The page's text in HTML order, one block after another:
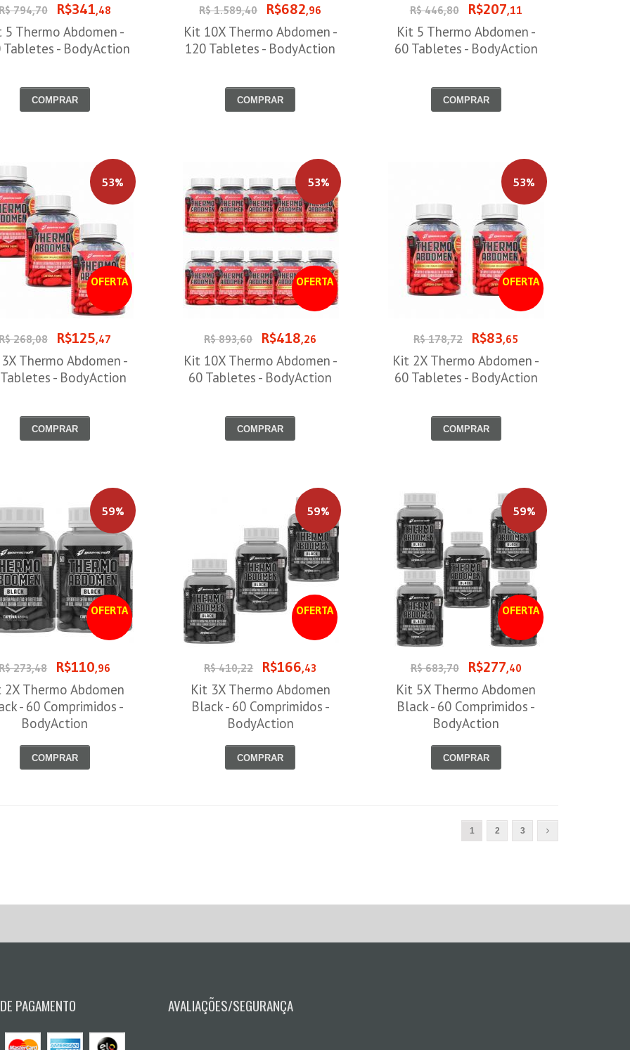
794,70 R$341,48
5 Thermo Abdomen -
Tabletes - BodyAction
COMPRAR
R$ 1.589,40 R$682,96
Kit 10X Thermo Abdomen -
120 Tabletes - BodyAction
COMPRAR
R$ 446,80 R$207,11
Kit 5 Thermo Abdomen -
60 Tabletes - BodyAction
COMPRAR
OFERTA
53%
268,08 R$125,47
Thermo Abdomen -
- BodyAction
COMPRAR
OFERTA
53%
R$ 893,60 R$418,26
Kit 10X Thermo Abdomen -
60 Tabletes - BodyAction
COMPRAR
OFERTA
53%
R$ 178,72 R$83,65
Kit 2X Thermo Abdomen -
60 Tabletes - BodyAction
COMPRAR
OFERTA
59%
273,48 R$110,96
Thermo Abdomen
- 60 Comprimidos -
BodyAction
COMPRAR
OFERTA
59%
R$ 410,22 R$166,43
Kit 3X Thermo Abdomen
Black - 60 Comprimidos -
BodyAction
COMPRAR
OFERTA
59%
R$ 683,70 R$277,40
Kit 5X Thermo Abdomen
Black - 60 Comprimidos -
BodyAction
COMPRAR
1 2 3
PAGAMENTO AVALIAÇÕES/SEGURANÇA